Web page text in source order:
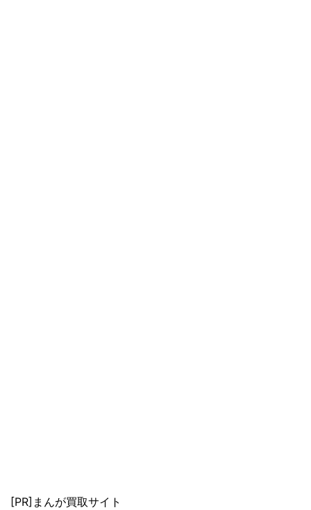
[PR]まんが買取サイト